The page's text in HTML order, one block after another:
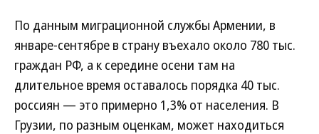
По данным миграционной службы Армении, в
январе-сентябре в страну въехало около 780 тыс.
граждан РФ, а к середине осени там на
длительное время оставалось порядка 40 тыс.
россиян — это примерно 1,3% от населения. В
Грузии, по разным оценкам, может находиться